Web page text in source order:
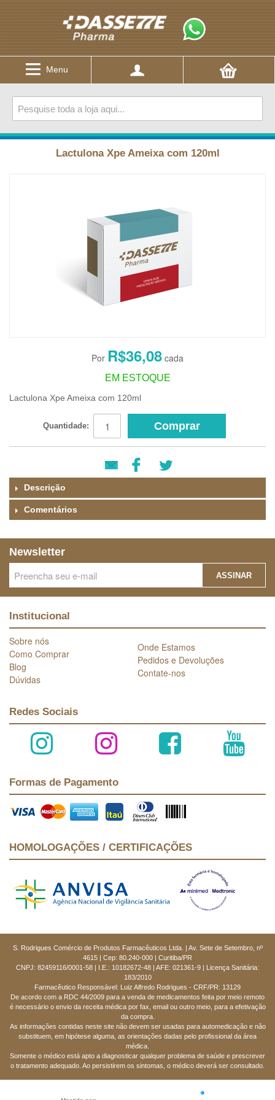
Menu
Lactulona Xpe Ameixa com 120ml
R$36,08
EM ESTOQUE
Lactulona Xpe Ameixa com 120ml
Quantidade: Comprar
Descrição
Comentários
Newsletter
ASSINAR
Institucional
Sobre nós
Como Comprar
Blog
Dúvidas
Onde Estamos
Pedidos e Devoluções
Contate-nos
Redes Sociais
Formas de Pagamento
HOMOLOGAÇÕES / CERTIFICAÇÕES
S. Rodrigues Comércio de Produtos Farmacêuticos Ltda. | Av. Sete de Setembro, nº
4615 | Cep: 80.240-000 | Curitiba/PR
CNPJ: 82459116/0001-58 | I.E.: 10182672-48 | AFE: 021361-9 | Licença Sanitária:
183/2010
Farmacêutico Responsável: Luiz Alfredo Rodrigues - CRF/PR: 13129
De acordo com a RDC 44/2009 para a venda de medicamentos feita por meio remoto
é necessário o envio da receita médica por fax, email ou outro meio, para a efetivação
da compra.
As informações contidas neste site não devem ser usadas para automedicação e não
substituem, em hipótese alguma, as orientações dadas pelo profissional da área
médica.
Somente o médico está apto a diagnosticar qualquer problema de saúde e prescrever
o tratamento adequado. Ao persistirem os sintomas, o médico deverá ser consultado.